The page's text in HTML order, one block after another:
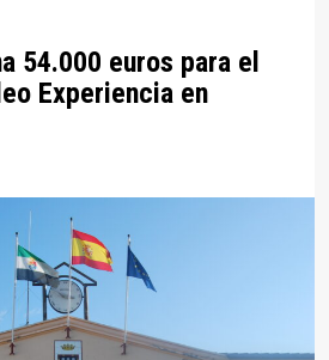
54.000 euros para el
Experiencia en